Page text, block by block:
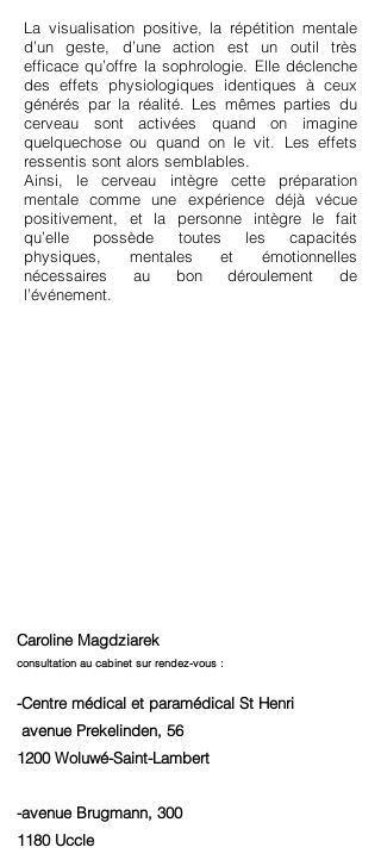
La visualisation positive, la répétition mentale
d’un geste, d’une action est un outil très
efficace qu’offre la sophrologie. Elle déclenche
des effets physiologiques identiques à ceux
générés par la réalité. Les mêmes parties du
cerveau sont activées quand on imagine
quelquechose ou quand on le vit. Les effets
ressentis sont alors semblables.
Ainsi, le cerveau intègre cette préparation
mentale comme une expérience déjà vécue
positivement, et la personne intègre le fait
qu’elle possède toutes les capacités
physiques, mentales et émotionnelles
nécessaires au bon déroulement de
l’événement.
Caroline Magdziarek ​
consultation au cabinet sur rendez-vous :
-Centre médical et paramédical St Henri
avenue Prekelinden, 56
1200 Woluwé-Saint-Lambert
-avenue Brugmann, 300
1180 Uccle